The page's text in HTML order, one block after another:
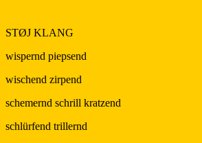
STØJ KLANG
wispernd piepsend
wischend zirpend
schemernd schrill kratzend
schlürfend trillernd